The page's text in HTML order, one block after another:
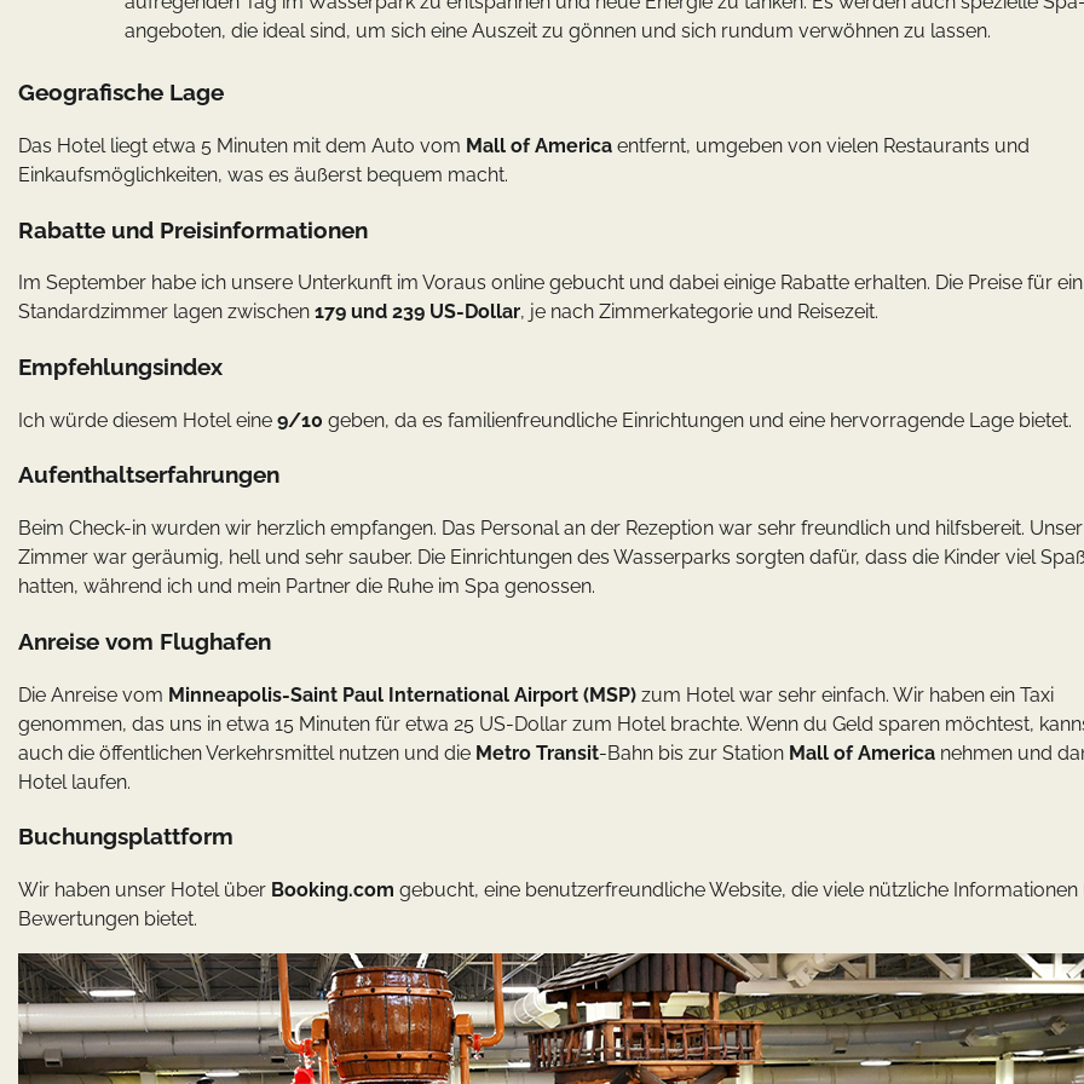
angeboten, die ideal sind, um sich eine Auszeit zu gönnen und sich rundum verwöhnen zu lassen.
Geografische Lage
Das Hotel liegt etwa 5 Minuten mit dem Auto vom Mall of America entfernt, umgeben von vielen Restaurants und
Einkaufsmöglichkeiten, was es äußerst bequem macht.
Rabatte und Preisinformationen
Im September habe ich unsere Unterkunft im Voraus online gebucht und dabei einige Rabatte erhalten. Die Preise für ein
Standardzimmer lagen zwischen 179 und 239 US-Dollar, je nach Zimmerkategorie und Reisezeit.
Empfehlungsindex
Ich würde diesem Hotel eine 9/10 geben, da es familienfreundliche Einrichtungen und eine hervorragende Lage bietet.
Aufenthaltserfahrungen
Beim Check-in wurden wir herzlich empfangen. Das Personal an der Rezeption war sehr freundlich und hilfsbereit. Unser
Zimmer war geräumig, hell und sehr sauber. Die Einrichtungen des Wasserparks sorgten dafür, dass die Kinder viel
hatten, während ich und mein Partner die Ruhe im Spa genossen.
Anreise vom Flughafen
Die Anreise vom Minneapolis-Saint Paul International Airport (MSP) zum Hotel war sehr einfach. Wir haben ein Taxi
genommen, das uns in etwa 15 Minuten für etwa 25 US-Dollar zum Hotel brachte. Wenn du Geld sparen möchtest,
auch die öffentlichen Verkehrsmittel nutzen und die Metro Transit-Bahn bis zur Station Mall of America nehmen und
Hotel laufen.
Buchungsplattform
Wir haben unser Hotel über Booking.com gebucht, eine benutzerfreundliche Website, die viele nützliche Informationen
Bewertungen bietet.